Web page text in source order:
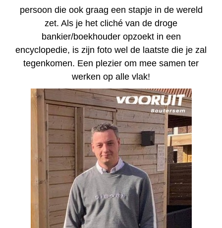
persoon die ook graag een stapje in de wereld
zet. Als je het cliché van de droge
bankier/boekhouder opzoekt in een
encyclopedie, is zijn foto wel de laatste die je zal
tegenkomen. Een plezier om mee samen ter
werken op alle vlak!